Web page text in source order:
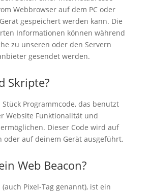
Webbrowser auf dem PC oder
gespeichert werden kann. Die
Informationen können während
zu unseren oder den Servern
gesendet werden.
Skripte?
Programmcode, das benutzt
Website Funktionalität und
Dieser Code wird auf
oder auf deinem Gerät ausgeführt.
Web Beacon?
(auch Pixel-Tag genannt), ist ein